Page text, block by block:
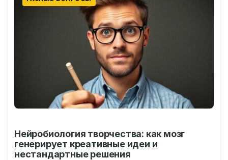
Нейробиология творчества: как мозг
генерирует креативные идеи и
нестандартные решения